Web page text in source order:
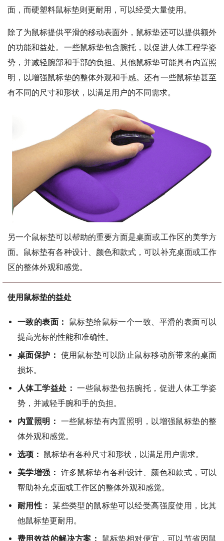
面，而硬塑料鼠标垫则更耐用，可以经受大量使用。
除了为鼠标提供平滑的移动表面外，鼠标垫还可以提供额外
的功能和益处。一些鼠标垫包含腕托，以促进人体工程学姿
势，并减轻腕部和手部的负担。其他鼠标垫可能具有内置照
明，以增强鼠标垫的整体外观和手感。还有一些鼠标垫甚至
有不同的尺寸和形状，以满足用户的不同需求。
另一个鼠标垫可以帮助的重要方面是桌面或工作区的美学方
面。鼠标垫有各种设计、颜色和款式，可以补充桌面或工作
区的整体外观和感觉。
使用鼠标垫的益处
一致的表面：
鼠标垫给鼠标一个一致、平滑的表面可以
提高光标的性能和准确性。
桌面保护： 使用鼠标垫可以防止鼠标移动所带来的桌面
损坏。
人体工学益处： 一些鼠标垫包括腕托，促进人体工学姿
势，并减轻手腕和手的负担。
内置照明： 一些鼠标垫有内置照明，以增强鼠标垫的整
体外观和感觉。
选项： 鼠标垫有各种尺寸和形状，以满足用户需求。
美学增强： 许多鼠标垫有各种设计、颜色和款式，可以
帮助补充桌面或工作区的整体外观和感觉。
耐用性： 某些类型的鼠标垫可以经受高强度使用，比其
他鼠标垫更耐用。
费用效益的解决方案：
鼠标垫相对便宜，可以节省因鼠